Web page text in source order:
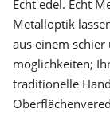
Echt edel. Echt
Metalloptik
aus einem
möglichkeiten;
traditionelle